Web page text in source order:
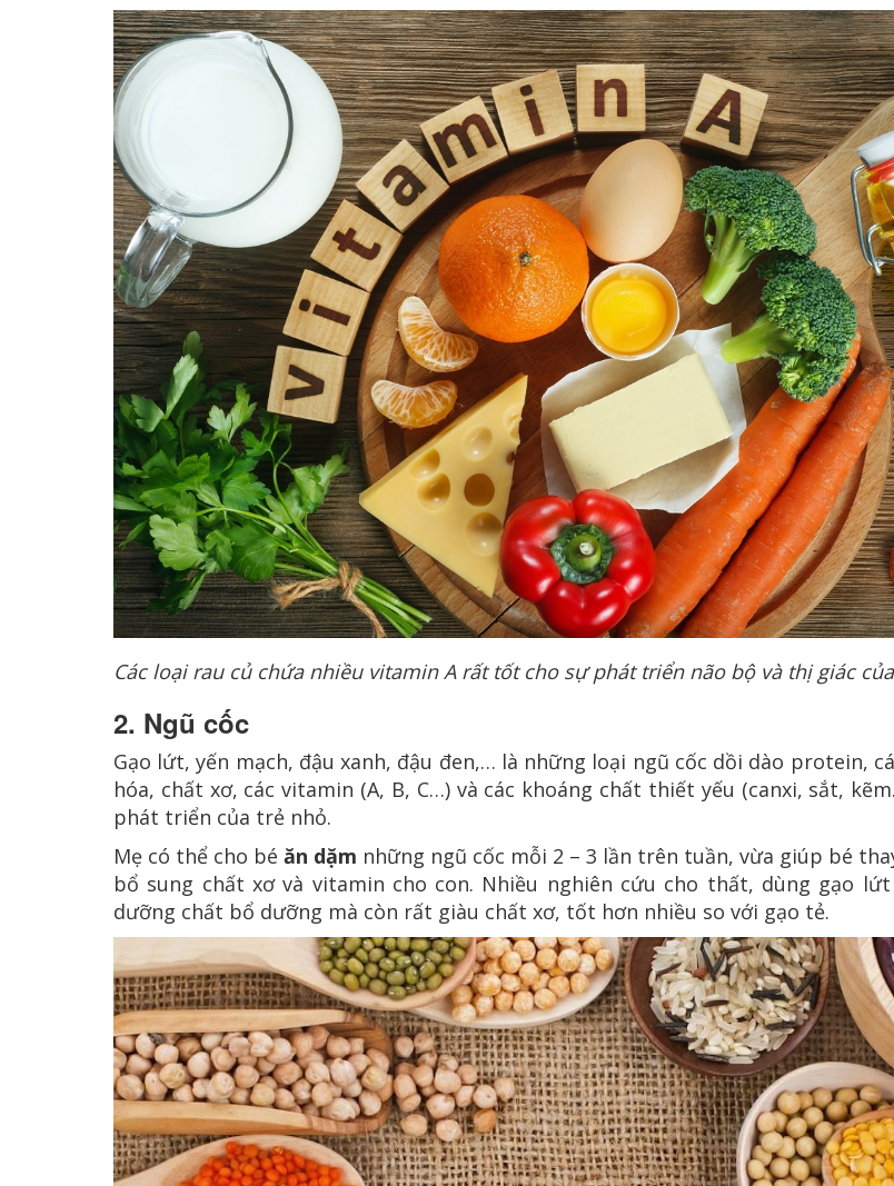
Các loại rau củ chứa nhiều vitamin A rất tốt cho sự phát triển não bộ và thị giác
2. Ngũ cốc
Gạo lứt, yến mạch, đậu xanh, đậu đen,… là những loại ngũ cốc dồi dào protein,
hóa, chất xơ, các vitamin (A, B, C…) và các khoáng chất thiết yếu (canxi, sắt,
phát triển của trẻ nhỏ.
Mẹ có thể cho béăn dặm những ngũ cốc mỗi 2 – 3 lần trên tuần, vừa giúp bé
bổ sung chất xơ và vitamin cho con. Nhiều nghiên cứu cho thất, dùng gạo
dưỡng chất bổ dưỡng mà còn rất giàu chất xơ, tốt hơn nhiều so với gạo tẻ.